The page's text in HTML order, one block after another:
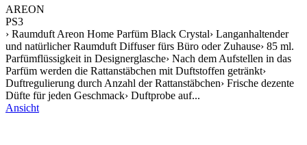
AREON
PS3
› Raumduft Areon Home Parfüm Black Crystal› Langanhaltender
und natürlicher Raumduft Diffuser fürs Büro oder Zuhause› 85 ml.
Parfümflüssigkeit in Designerglasche› Nach dem Aufstellen in das
Parfüm werden die Rattanstäbchen mit Duftstoffen getränkt›
Duftregulierung durch Anzahl der Rattanstäbchen› Frische dezente
Düfte für jeden Geschmack› Duftprobe auf...
Ansicht